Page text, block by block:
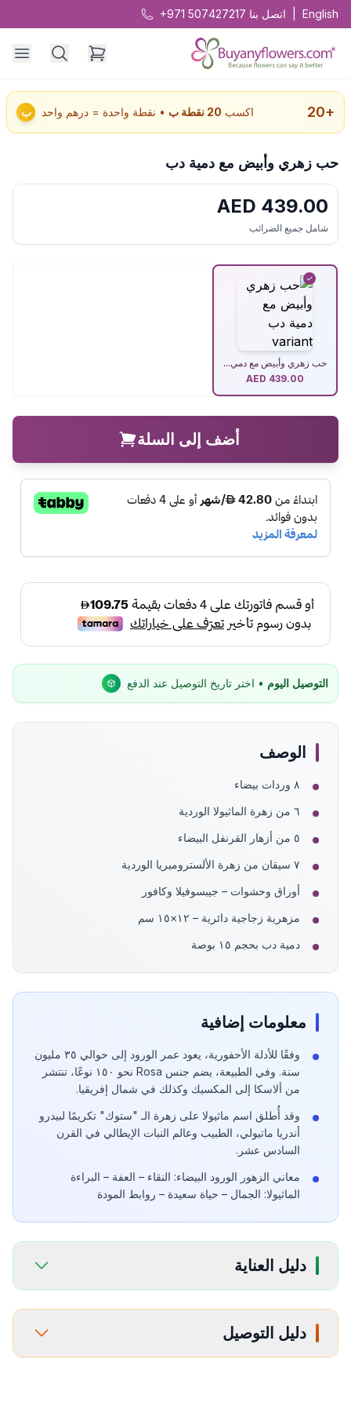
English اتصل بنا +971 507427217
+
20 اكسب 20 نقطة ب • نقطة واحدة = درهم واحد ب
حب زهري وأبيض مع دمية دب
439.00
شامل جميع الضرائب
حب زهري وأبيض مع دمي...
AED 439.00
أضف إلى السلة
التوصيل اليوم • اختر تاريخ التوصيل عند الدفع
الوصف
٨ وردات بيضاء
٦ من زهرة الماثيولا الوردية
٥ من أزهار القرنفل البيضاء
٧ سيقان من زهرة الألستروميريا الوردية
أوراق وحشوات – جيبسوفيلا وكافور
مزهرية زجاجية دائرية – ١٢×١٥ سم
دمية دب بحجم ١٥ بوصة
معلومات إضافية
وفقًا للأدلة الأحفورية، يعود عمر الورود إلى حوالي ٣٥ مليون
سنة. وفي الطبيعة، يضم جنس Rosa نحو ١٥٠ نوعًا، تنتشر
من ألاسكا إلى المكسيك وكذلك في شمال إفريقيا.
وقد أُطلق اسم ماثيولا على زهرة الـ "ستوك" تكريمًا لبيدرو
أندريا ماتيولي، الطبيب وعالم النبات الإيطالي في القرن
السادس عشر.
معاني الزهور الورود البيضاء: النقاء – العفة – البراءة
الماثيولا: الجمال – حياة سعيدة – روابط المودة
دليل العناية
دليل التوصيل